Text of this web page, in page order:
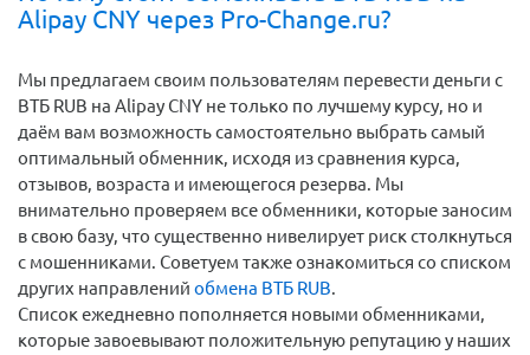
Alipay CNY через Pro-Change.ru?
Мы предлагаем своим пользователям перевести деньги c
ВТБ RUB на Alipay CNY не только по лучшему курсу, но и
даём вам возможность самостоятельно выбрать самый
оптимальный обменник, исходя из сравнения курса,
отзывов, возраста и имеющегося резерва. Мы
внимательно проверяем все обменники, которые заносим
в свою базу, что существенно нивелирует риск столкнуться
с мошенниками. Советуем также ознакомиться со списком
других направлений обмена ВТБ RUB.
Список ежедневно пополняется новыми обменниками,
которые завоевывают положительную репутацию у наших